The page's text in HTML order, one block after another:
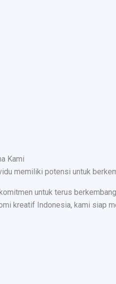
Kami
memiliki potensi untuk
untuk terus
kreatif Indonesia, kami siap